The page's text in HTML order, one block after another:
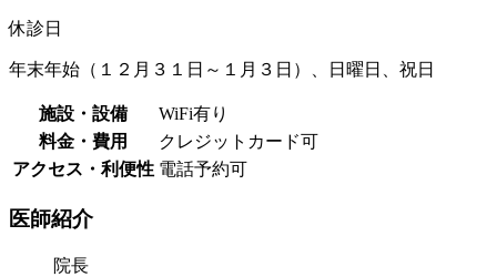
休診日
年末年始（１２月３１日～１月３日）、日曜日、祝日
施設・設備
WiFi有り
料金・費用
クレジットカード可
アクセス・利便性 電話予約可
医師紹介
院長